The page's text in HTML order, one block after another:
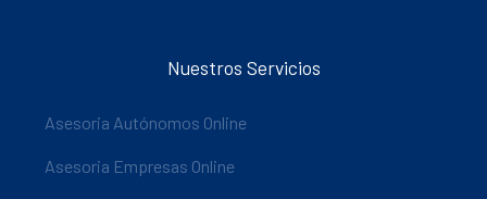
Nuestros Servicios
Asesoria Autónomos Online
Asesoria Empresas Online